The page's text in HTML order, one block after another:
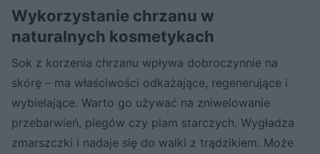
Wykorzystanie chrzanu w
naturalnych kosmetykach
Sok z korzenia chrzanu wpływa dobroczynnie na
skórę – ma właściwości odkażające, regenerujące i
wybielające. Warto go używać na zniwelowanie
przebarwień, piegów czy plam starczych. Wygładza
zmarszczki i nadaje się do walki z trądzikiem. Może